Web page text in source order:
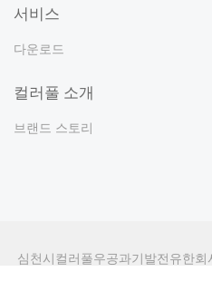
서비스
다운로드
컬러풀 소개
브랜드 스토리
심천시컬러풀우공과기발전유한회